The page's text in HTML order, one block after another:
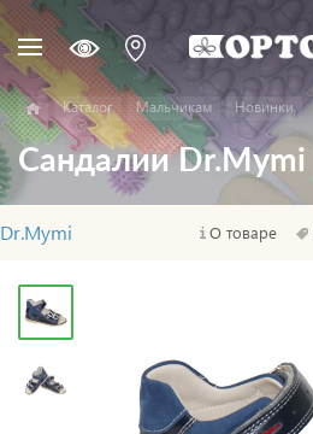
Каталог Мальчикам Новинки
Сандалии Dr.Mymi
Dr.Mymi О товаре